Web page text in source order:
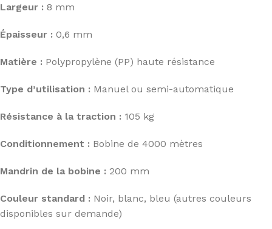
Largeur : 8 mm
Épaisseur : 0,6 mm
Matière : Polypropylène (PP) haute résistance
Type d’utilisation : Manuel ou semi-automatique
Résistance à la traction : 105 kg
Conditionnement : Bobine de 4000 mètres
Mandrin de la bobine : 200 mm
Couleur standard : Noir, blanc, bleu (autres couleurs
disponibles sur demande)